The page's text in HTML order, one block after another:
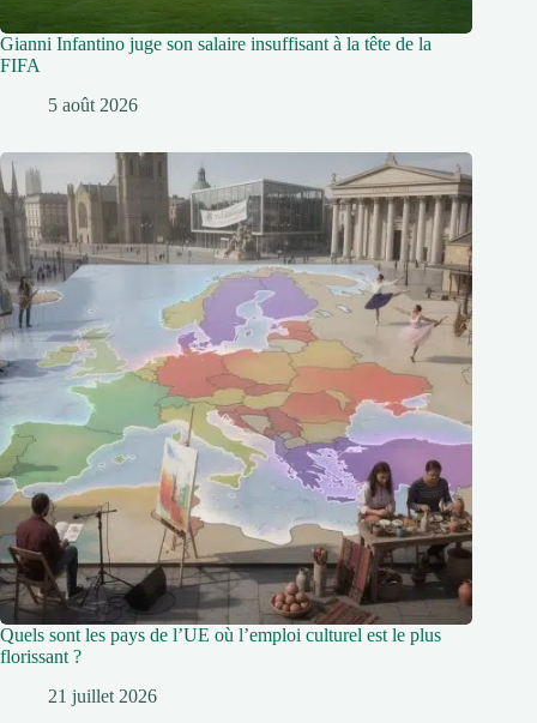
Gianni Infantino juge son salaire insuffisant à la tête de la
FIFA
5 août 2026
Quels sont les pays de l’UE où l’emploi culturel est le plus
florissant ?
21 juillet 2026